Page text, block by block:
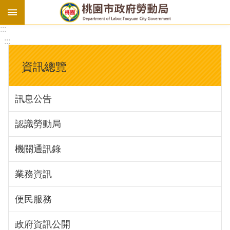
基
法
勞
資
會
庇
護
工
場
進
:::
:::
資訊總覽
訊息公告
認識勞動局
機關通訊錄
業務資訊
便民服務
政府資訊公開